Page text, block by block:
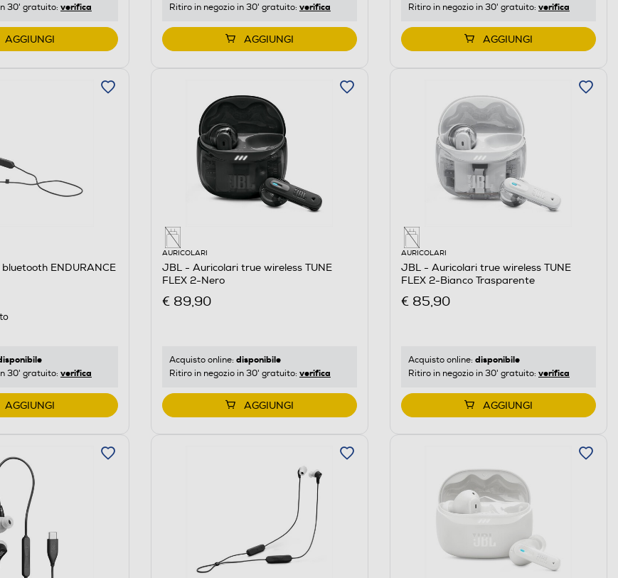
30' gratuito: verifica
AGGIUNGI
Ritiro in negozio in 30' gratuito: verifica
AGGIUNGI
Ritiro in negozio in 30' gratuito: verifica
AGGIUNGI
ENDURANCE
30' gratuito: verifica
AGGIUNGI
AURICOLARI
JBL - Auricolari true wireless TUNE
FLEX 2-Nero
€ 89,90
Acquisto online: disponibile
Ritiro in negozio in 30' gratuito: verifica
AGGIUNGI
AURICOLARI
JBL - Auricolari true wireless TUNE
FLEX 2-Bianco Trasparente
€ 85,90
Acquisto online: disponibile
Ritiro in negozio in 30' gratuito: verifica
AGGIUNGI